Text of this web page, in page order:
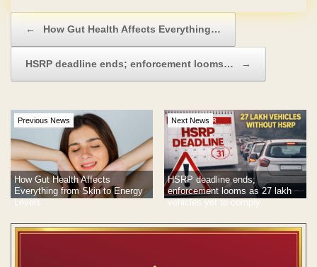
← How Gut Health Affects Everything…
HSRP deadline ends; enforcement looms… →
Previous News
How Gut Health Affects
Everything from Skin to Energy
Levels
Next News
HSRP deadline ends;
enforcement looms as 27 lakh
vehicles yet to comply